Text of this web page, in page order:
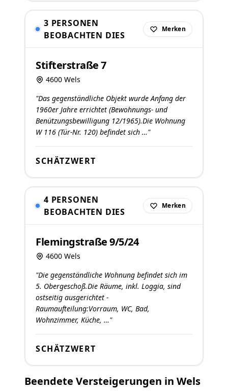
3 PERSONEN
BEOBACHTEN DIES
Merken
Stifterstraße 7
4600 Wels
"Das gegenständliche Objekt wurde Anfang der
1960er Jahre errichtet (Bewohnungs- und
Benützungsbewilligung 12/1965).Die Wohnung
W 116 (Tür-Nr. 120) befindet sich …"
SCHÄTZWERT
4 PERSONEN
BEOBACHTEN DIES
Merken
Flemingstraße 9/5/24
4600 Wels
"Die gegenständliche Wohnung befindet sich im
5. Obergeschoß.Die Räume, inkl. Loggia, sind
ostseitig ausgerichtet -
Raumaufteilung:Vorraum, WC, Bad,
Wohnzimmer, Küche, …"
SCHÄTZWERT
Beendete Versteigerungen in Wels